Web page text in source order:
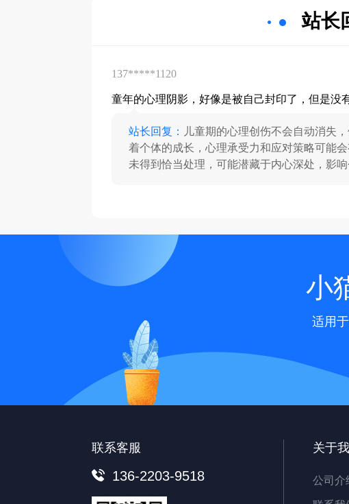
站长
137*****1120
童年的心理阴影，好像是被自己封印了，但是没
站长回复：
儿童期的心理创伤不会自动消失
着个体的成长，心理承受力和应对策略可能
未得到恰当处理，可能潜藏于内心深处，影
小
适用
联系客服
136-2203-9518
关于
公司介